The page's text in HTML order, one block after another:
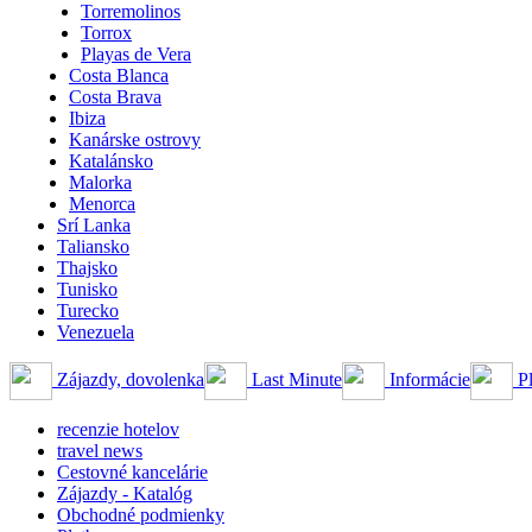
Torremolinos
Torrox
Playas de Vera
Costa Blanca
Costa Brava
Ibiza
Kanárske ostrovy
Katalánsko
Malorka
Menorca
Srí Lanka
Taliansko
Thajsko
Tunisko
Turecko
Venezuela
Zájazdy, dovolenka Last Minute Informácie
recenzie hotelov
travel news
Cestovné kancelárie
Zájazdy - Katalóg
Obchodné podmienky